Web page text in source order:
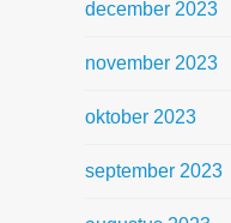
december 2023
november 2023
oktober 2023
september 2023